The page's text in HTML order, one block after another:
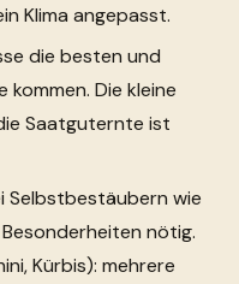
Klima angepasst.
die besten und
Die kleine
Saatguternte ist
Selbstbestäubern wie
nötig.
Kürbis): mehrere